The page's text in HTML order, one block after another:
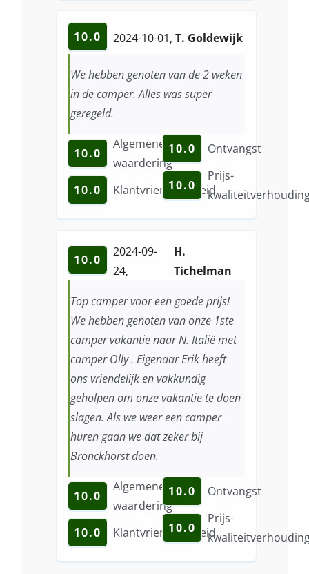
10.0 2024-10-01, T. Goldewijk
We hebben genoten van de 2 weken
in de camper. Alles was super
geregeld.
10.0
Algemene
waardering
10.0
Klantvriendelijkheid
10.0 Ontvangst
10.0
Prijs-
10.0
2024-09-
24,
H.
Tichelman
Top camper voor een goede prijs!
We hebben genoten van onze 1ste
camper vakantie naar N. Italië met
camper Olly . Eigenaar Erik heeft
ons vriendelijk en vakkundig
geholpen om onze vakantie te doen
slagen. Als we weer een camper
huren gaan we dat zeker bij
Bronckhorst doen.
10.0
Algemene
waardering
10.0
Klantvriendelijkheid
10.0 Ontvangst
10.0
Prijs-